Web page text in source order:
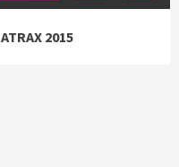
ATRAX 2015